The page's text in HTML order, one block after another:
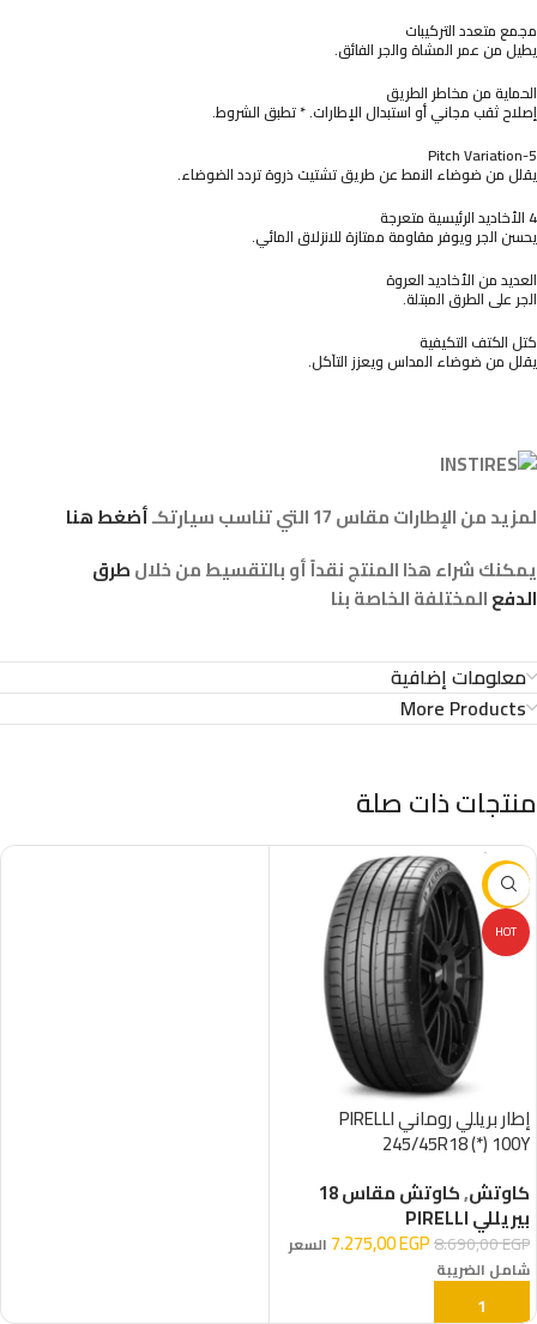
مجمع متعدد التركيبات
يطيل من عمر المشاة والجر الفائق.
الحماية من مخاطر الطريق
إصلاح ثقب مجاني أو استبدال الإطارات. * تطبق الشروط.
5-Pitch Variation
يقلل من ضوضاء النمط عن طريق تشتيت ذروة تردد الضوضاء.
4 الأخاديد الرئيسية متعرجة
يحسن الجر ويوفر مقاومة ممتازة للانزلاق المائي.
العديد من الأخاديد العروة
الجر على الطرق المبتلة.
كتل الكتف التكيفية
يقلل من ضوضاء المداس ويعزز التآكل.
لمزيد من الإطارات مقاس 17 التي تناسب سيارتكـ
أضغط هنا
يمكنك شراء هذا المنتج نقداً أو بالتقسيط من خلالطرق
الدفعالمختلفة الخاصة بنا
معلومات إضافية
More Products
منتجات ذات صلة
-16%
HOT
إطار بريللي روماني PIRELLI
245/45R18 (*) 100Y
كاوتش,كاوتش مقاس 18
بيريللي PIRELLI
8.690,00EGP
7.275,00EGP
السعر
شامل الضريبة
إضافة إلى السلة